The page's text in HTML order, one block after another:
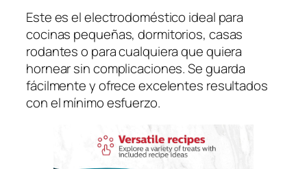
Este es el electrodoméstico ideal para
cocinas pequeñas, dormitorios, casas
rodantes o para cualquiera que quiera
hornear sin complicaciones. Se guarda
fácilmente y ofrece excelentes resultados
con el mínimo esfuerzo.